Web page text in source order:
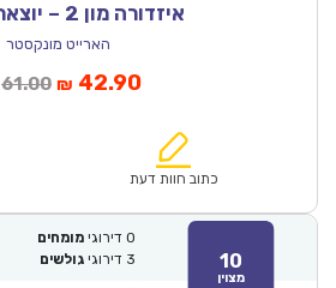
איזדורה מון 2 – יוצאת לנופש
הארייט מונקסטר
61.00המחיר
₪61.00.
₪ 42.90המחיר
הוא:
כתוב חוות דעת
10
מצוין
0 דירוגי מומחים
3 דירוגי גולשים